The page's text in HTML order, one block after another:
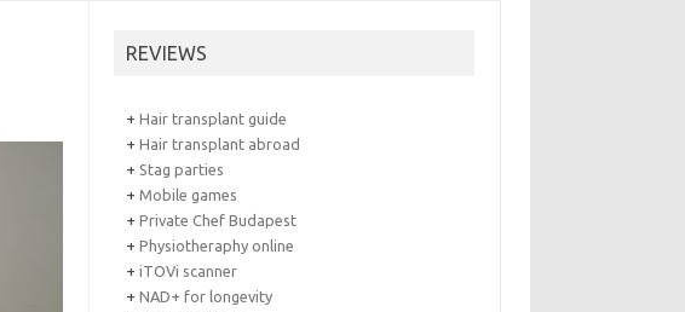
REVIEWS
+Hair transplant guide
+Hair transplant abroad
+ Stag parties
+Mobile games
+Private Chef Budapest
+Physiotheraphy online
+iTOVi scanner
+NAD+ for longevity